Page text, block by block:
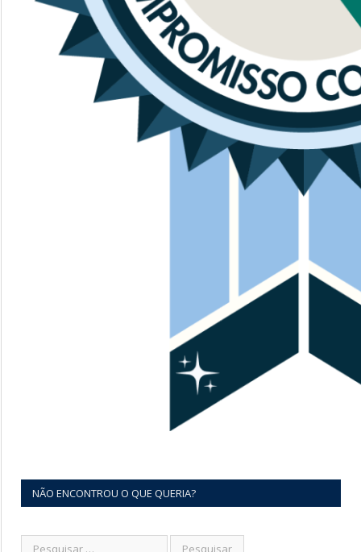
NÃO ENCONTROU O QUE QUERIA?